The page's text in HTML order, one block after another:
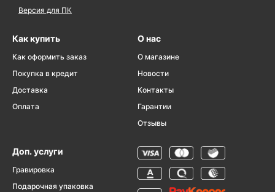
Версия для ПК
Как купить
Как оформить заказ
Покупка в кредит
Доставка
Оплата
О нас
О магазине
Новости
Контакты
Гарантии
Отзывы
Доп. услуги
Гравировка
Подарочная упаковка